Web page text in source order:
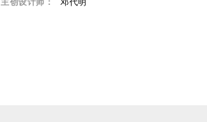
主创设计师： 邓代明